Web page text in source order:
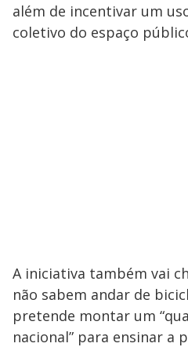
além de incentivar um
coletivo do espaço
A iniciativa também vai
não sabem andar de
pretende montar um
nacional” para ensinar a